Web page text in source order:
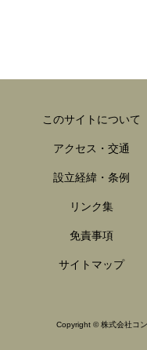
このサイトについて
アクセス・交通
設立経緯・条例
リンク集
免責事項
サイトマップ
Copyright © 株式会社コ